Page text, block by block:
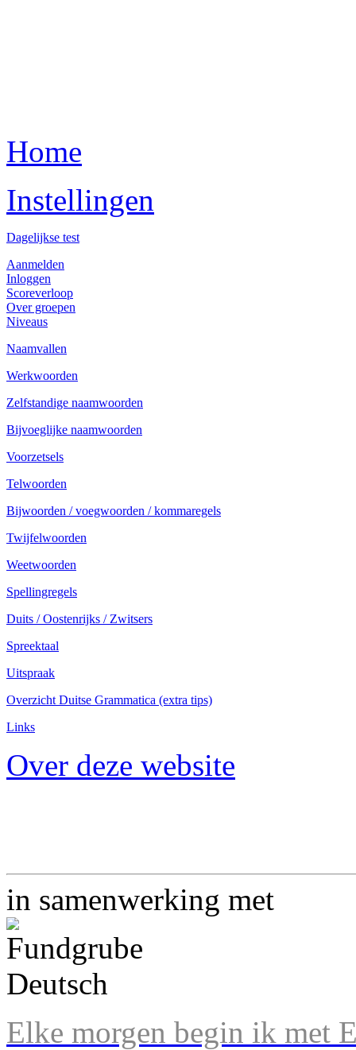
Home
Instellingen
Dagelijkse test
Aanmelden
Inloggen
Scoreverloop
Over groepen
Niveaus
Naamvallen
Werkwoorden
Zelfstandige naamwoorden
Bijvoeglijke naamwoorden
Voorzetsels
Telwoorden
Bijwoorden / voegwoorden / kommaregels
Twijfelwoorden
Weetwoorden
Spellingregels
Duits / Oostenrijks / Zwitsers
Spreektaal
Uitspraak
Overzicht Duitse Grammatica (extra tips)
Links
Over deze website
in samenwerking met
Elke morgen begin ik met